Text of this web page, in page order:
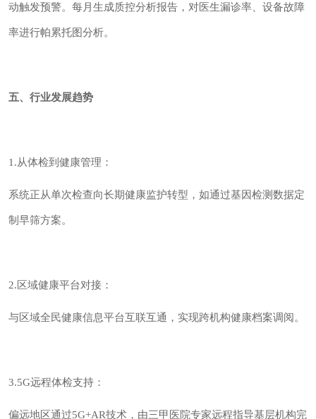
动触发预警。每月生成质控分析报告，对医生漏诊率、设备故障
率进行帕累托图分析。
五、行业发展趋势
1.从体检到健康管理：
系统正从单次检查向长期健康监护转型，如通过基因检测数据定
制早筛方案。
2.区域健康平台对接：
与区域全民健康信息平台互联互通，实现跨机构健康档案调阅。
3.5G远程体检支持：
偏远地区通过5G+AR技术，由三甲医院专家远程指导基层机构完